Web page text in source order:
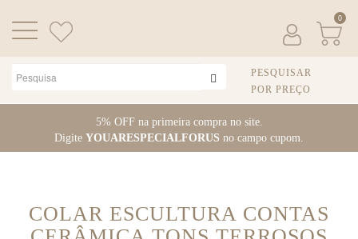
o
5% OFF na primeira compra no site.
Digite YOUARESPECIALFORUS no campo cupom.
0
PESQUISAR
POR PREÇO
COLAR ESCULTURA CONTAS